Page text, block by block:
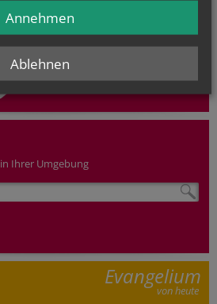
Ihrer Umgebung
Evangelium
von heute
Ablehnen
Annehmen